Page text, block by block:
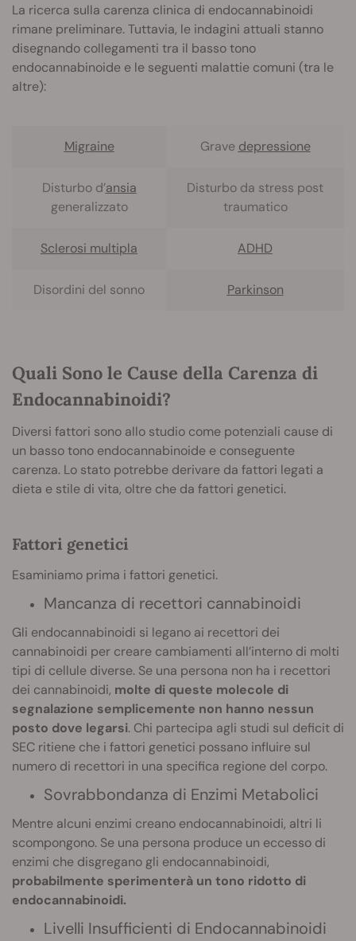
La ricerca sulla carenza clinica di endocannabinoidi
rimane preliminare. Tuttavia, le indagini attuali stanno
disegnando collegamenti tra il basso tono
endocannabinoide e le seguenti malattie comuni (tra le
altre):
Migraine Grave depressione
Disturbo d’ansia
generalizzato
Disturbo da stress post
traumatico
Sclerosi multipla ADHD
Disordini del sonno Parkinson
Quali Sono le Cause della Carenza di
Endocannabinoidi?
Diversi fattori sono allo studio come potenziali cause di
un basso tono endocannabinoide e conseguente
carenza. Lo stato potrebbe derivare da fattori legati a
dieta e stile di vita, oltre che da fattori genetici.
Fattori genetici
Esaminiamo prima i fattori genetici.
Mancanza di recettori cannabinoidi
Gli endocannabinoidi si legano ai recettori dei
cannabinoidi per creare cambiamenti all’interno di molti
tipi di cellule diverse. Se una persona non ha i recettori
dei cannabinoidi, molte di queste molecole di
segnalazione semplicemente non hanno nessun
posto dove legarsi. Chi partecipa agli studi sul deficit di
SEC ritiene che i fattori genetici possano influire sul
numero di recettori in una specifica regione del corpo.
Sovrabbondanza di Enzimi Metabolici
Mentre alcuni enzimi creano endocannabinoidi, altri li
scompongono. Se una persona produce un eccesso di
enzimi che disgregano gli endocannabinoidi,
probabilmente sperimenterà un tono ridotto di
endocannabinoidi.
Livelli Insufficienti di Endocannabinoidi